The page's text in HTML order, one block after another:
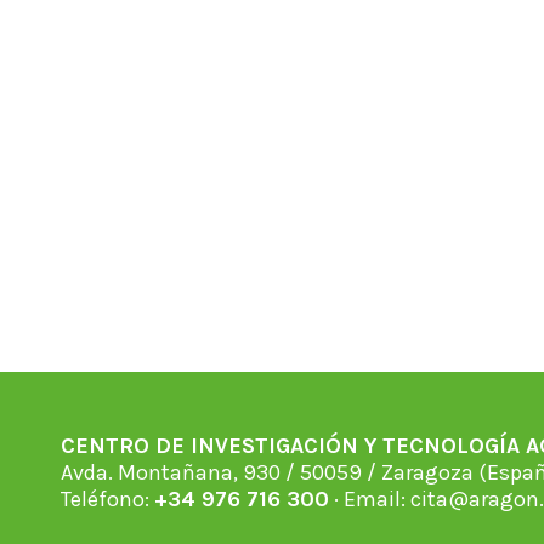
CENTRO DE INVESTIGACIÓN Y TECNOLOGÍA
Avda. Montañana, 930 / 50059 / Zaragoza
Teléfono: +34 976 716 300 · Email: